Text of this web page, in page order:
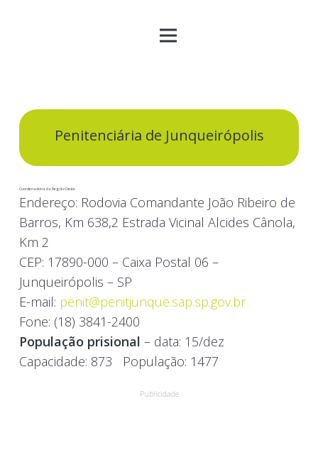
Penitenciária de Junqueirópolis
Coordenadoria da Região Oeste
Endereço: Rodovia Comandante João Ribeiro de
Barros, Km 638,2 Estrada Vicinal Alcides Cânola,
Km 2
CEP: 17890-000 – Caixa Postal 06 –
Junqueirópolis – SP
E-mail: penit@penitjunque.sap.sp.gov.br
Fone: (18) 3841-2400
População prisional – data: 15/dez
Capacidade: 873 População: 1477
Publicidade